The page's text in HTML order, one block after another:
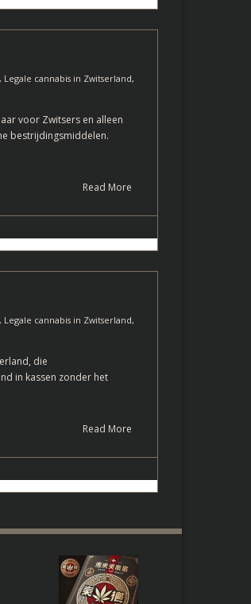
, Legale cannabis in Zwitserland,
voor Zwitsers en alleen
bestrijdingsmiddelen.
Read More
, Legale cannabis in Zwitserland,
die
in kassen zonder het
Read More